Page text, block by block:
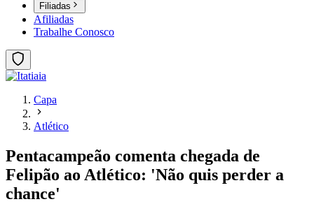
Filiadas
Afiliadas
Trabalhe Conosco
Capa
Atlético
Pentacampeão comenta chegada de
Felipão ao Atlético: 'Não quis perder a
chance'